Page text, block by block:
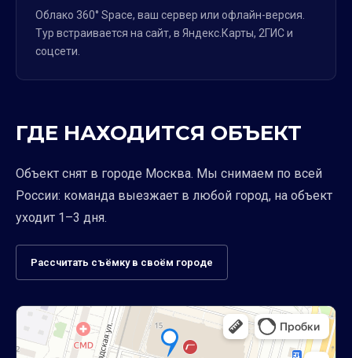
Облако 360° Space, ваш сервер или офлайн-версия.
Тур встраивается на сайт, в Яндекс.Карты, 2ГИС и
соцсети.
ГДЕ НАХОДИТСЯ ОБЪЕКТ
Объект снят в городе Москва. Мы снимаем по всей
России: команда выезжает в любой город, на объект
уходит 1–3 дня.
Рассчитать съёмку в своём городе